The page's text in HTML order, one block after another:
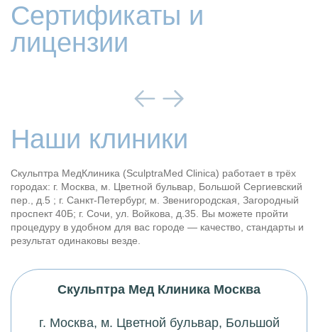
Сертификаты и
лицензии
Наши клиники
Скульптра МедКлиника (SculptraMed Clinica) работает в трёх
городах: г. Москва, м. Цветной бульвар, Большой Сергиевский
пер., д.5 ; г. Санкт-Петербург, м. Звенигородская, Загородный
проспект 40Б; г. Сочи, ул. Войкова, д.35. Вы можете пройти
процедуру в удобном для вас городе — качество, стандарты и
результат одинаковы везде.
Скульптра Мед Клиника Москва
г. Москва, м. Цветной бульвар, Большой